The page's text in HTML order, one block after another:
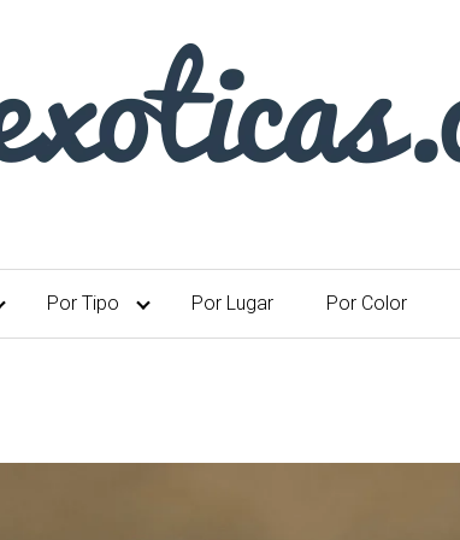
Por Tipo Por Lugar Por Color